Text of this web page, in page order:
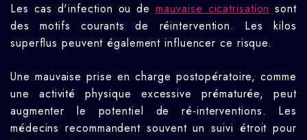
Les cas d'infection ou demauvaise cicatrisation sont
des motifs courants de réintervention. Les kilos
superflus peuvent également influencer ce risque.
Une mauvaise prise en charge postopératoire, comme
une activité physique excessive prématurée, peut
augmenter le potentiel de ré-interventions. Les
médecins recommandent souvent un suivi étroit pour